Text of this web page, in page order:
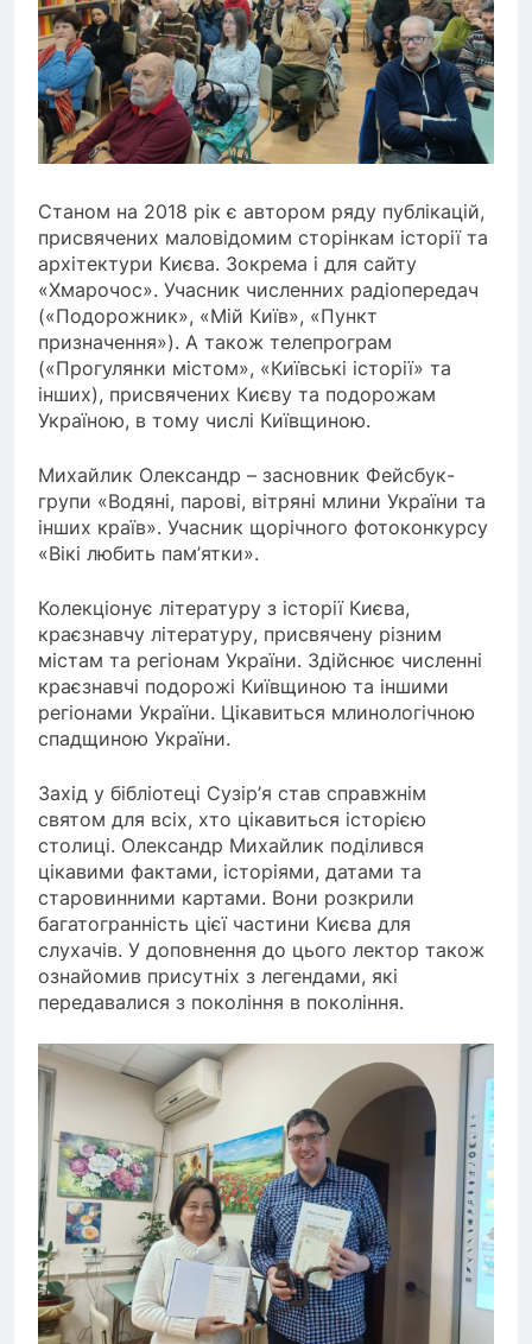
Станом на 2018 рік є автором ряду публікацій,
присвячених маловідомим сторінкам історії та
архітектури Києва. Зокрема і для сайту
«Хмарочос». Учасник численних радіопередач
(«Подорожник», «Мій Київ», «Пункт
призначення»). А також телепрограм
(«Прогулянки містом», «Київські історії» та
інших), присвячених Києву та подорожам
Україною, в тому числі Київщиною.
Михайлик Олександр – засновник Фейсбук-
групи «Водяні, парові, вітряні млини України та
інших країв». Учасник щорічного фотоконкурсу
«Вікі любить пам’ятки».
Колекціонує літературу з історії Києва,
краєзнавчу літературу, присвячену різним
містам та регіонам України. Здійснює численні
краєзнавчі подорожі Київщиною та іншими
регіонами України. Цікавиться млинологічною
спадщиною України.
Захід у бібліотеці Сузір’я став справжнім
святом для всіх, хто цікавиться історією
столиці. Олександр Михайлик поділився
цікавими фактами, історіями, датами та
старовинними картами. Вони розкрили
багатогранність цієї частини Києва для
слухачів. У доповнення до цього лектор також
ознайомив присутніх з легендами, які
передавалися з покоління в покоління.